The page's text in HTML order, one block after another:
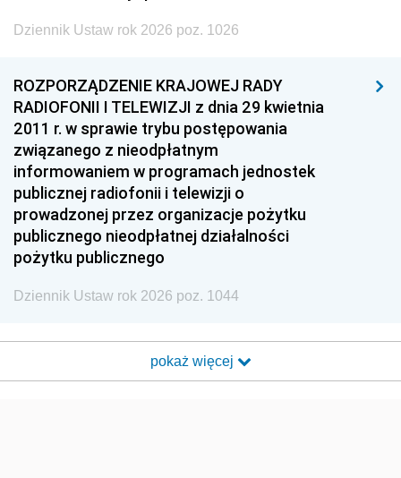
Dziennik Ustaw rok 2026 poz. 1026
ROZPORZĄDZENIE KRAJOWEJ RADY
RADIOFONII I TELEWIZJI z dnia 29 kwietnia
2011 r. w sprawie trybu postępowania
związanego z nieodpłatnym
informowaniem w programach jednostek
publicznej radiofonii i telewizji o
prowadzonej przez organizacje pożytku
publicznego nieodpłatnej działalności
pożytku publicznego
Dziennik Ustaw rok 2026 poz. 1044
pokaż więcej